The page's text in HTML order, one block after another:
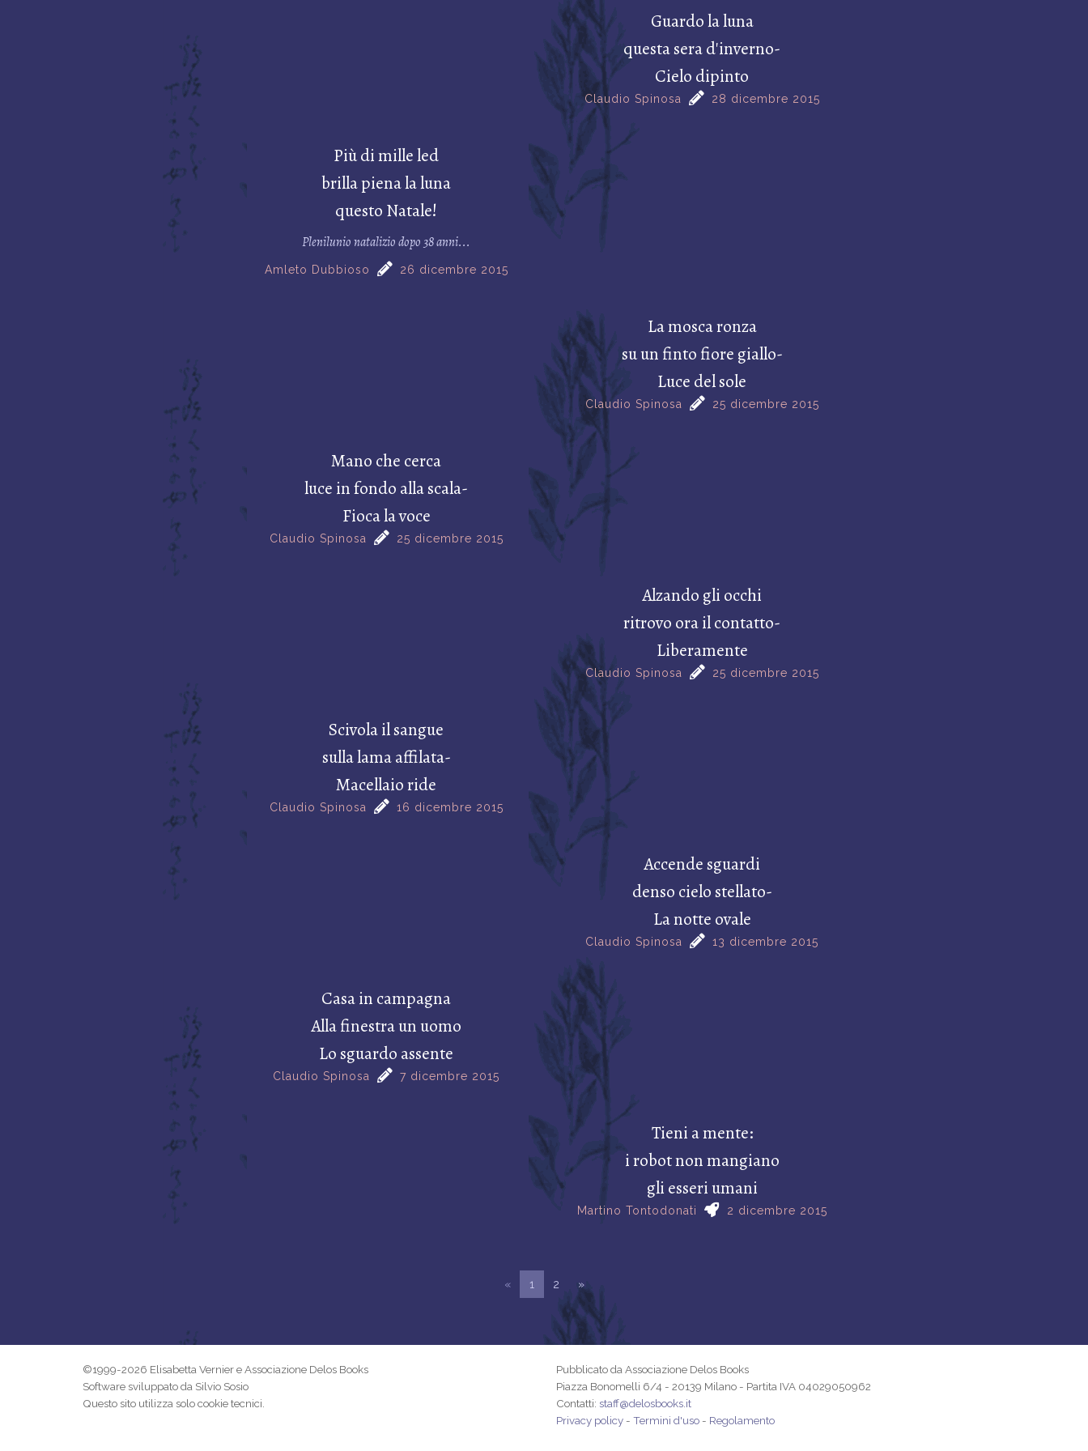
Guardo la luna
questa sera d'inverno-
Cielo dipinto
Claudio Spinosa 28 dicembre 2015
Più di mille led
brilla piena la luna
questo Natale!
Plenilunio natalizio dopo 38 anni...
Amleto Dubbioso 26 dicembre 2015
La mosca ronza
su un finto fiore giallo-
Luce del sole
Claudio Spinosa 25 dicembre 2015
Mano che cerca
luce in fondo alla scala-
Fioca la voce
Claudio Spinosa 25 dicembre 2015
Alzando gli occhi
ritrovo ora il contatto-
Liberamente
Claudio Spinosa 25 dicembre 2015
Scivola il sangue
sulla lama affilata-
Macellaio ride
Claudio Spinosa 16 dicembre 2015
Accende sguardi
denso cielo stellato-
La notte ovale
Claudio Spinosa 13 dicembre 2015
Casa in campagna
Alla finestra un uomo
Lo sguardo assente
Claudio Spinosa 7 dicembre 2015
Tieni a mente:
i robot non mangiano
gli esseri umani
Martino Tontodonati 2 dicembre 2015
« 1 2 »
©1999-2026 Elisabetta Vernier e Associazione Delos Books
Software sviluppato da Silvio Sosio
Questo sito utilizza solo cookie tecnici.
Pubblicato da Associazione Delos Books
Piazza Bonomelli 6/4 - 20139 Milano - Partita IVA 04029050962
Contatti: staff@delosbooks.it
Privacy policy - Termini d'uso - Regolamento